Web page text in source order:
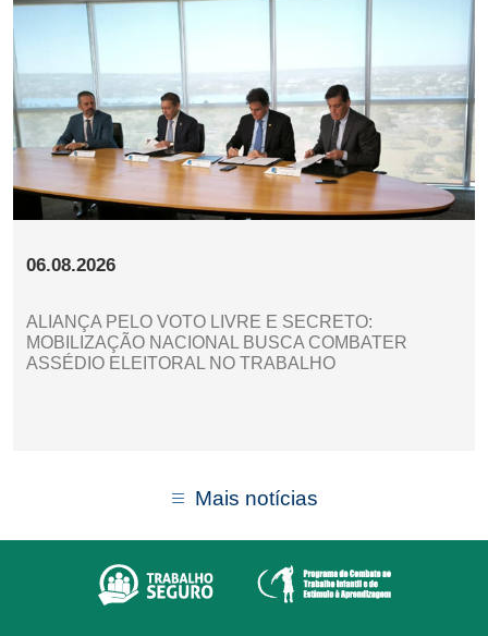
06.08.2026
ALIANÇA PELO VOTO LIVRE E SECRETO:
MOBILIZAÇÃO NACIONAL BUSCA COMBATER
ASSÉDIO ELEITORAL NO TRABALHO
Mais notícias